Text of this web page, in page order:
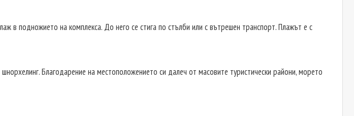
в подножието на комплекса. До него се стига по стълби или с вътрешен транспорт. Плажът е с
Благодарение на местоположението си далеч от масовите туристически райони, морето